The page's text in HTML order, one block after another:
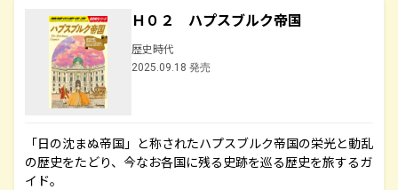
Ｈ０２ ハプスブルク帝国
歴史時代
2025.09.18 発売
「日の沈まぬ帝国」と称されたハプスブルク帝国の栄光と動乱
の歴史をたどり、今なお各国に残る史跡を巡る歴史を旅するガ
イド。